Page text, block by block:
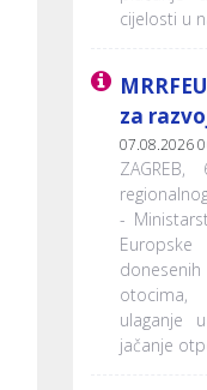
cijelosti u
za
07.08.2026
-
otocima,
ulaganje
jačanje